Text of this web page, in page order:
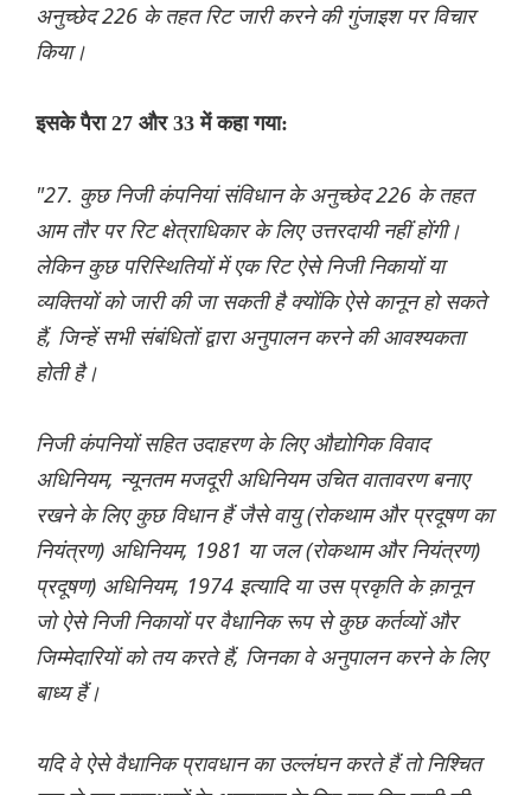
अनुच्छेद 226 के तहत रिट जारी करने की गुंजाइश पर विचार
किया।
इसके पैरा 27 और 33 में कहा गया:
"27. कुछ निजी कंपनियां संविधान के अनुच्छेद 226 के तहत
आम तौर पर रिट क्षेत्राधिकार के लिए उत्तरदायी नहीं होंगी।
लेकिन कुछ परिस्थितियों में एक रिट ऐसे निजी निकायों या
व्यक्तियों को जारी की जा सकती है क्योंकि ऐसे कानून हो सकते
हैं, जिन्हें सभी संबंधितों द्वारा अनुपालन करने की आवश्यकता
होती है।
निजी कंपनियों सहित उदाहरण के लिए औद्योगिक विवाद
अधिनियम, न्यूनतम मजदूरी अधिनियम उचित वातावरण बनाए
रखने के लिए कुछ विधान हैं जैसे वायु (रोकथाम और प्रदूषण का
नियंत्रण) अधिनियम, 1981 या जल (रोकथाम और नियंत्रण)
प्रदूषण) अधिनियम, 1974 इत्यादि या उस प्रकृति के क़ानून
जो ऐसे निजी निकायों पर वैधानिक रूप से कुछ कर्तव्यों और
जिम्मेदारियों को तय करते हैं, जिनका वे अनुपालन करने के लिए
बाध्य हैं।
यदि वे ऐसे वैधानिक प्रावधान का उल्लंघन करते हैं तो निश्चित